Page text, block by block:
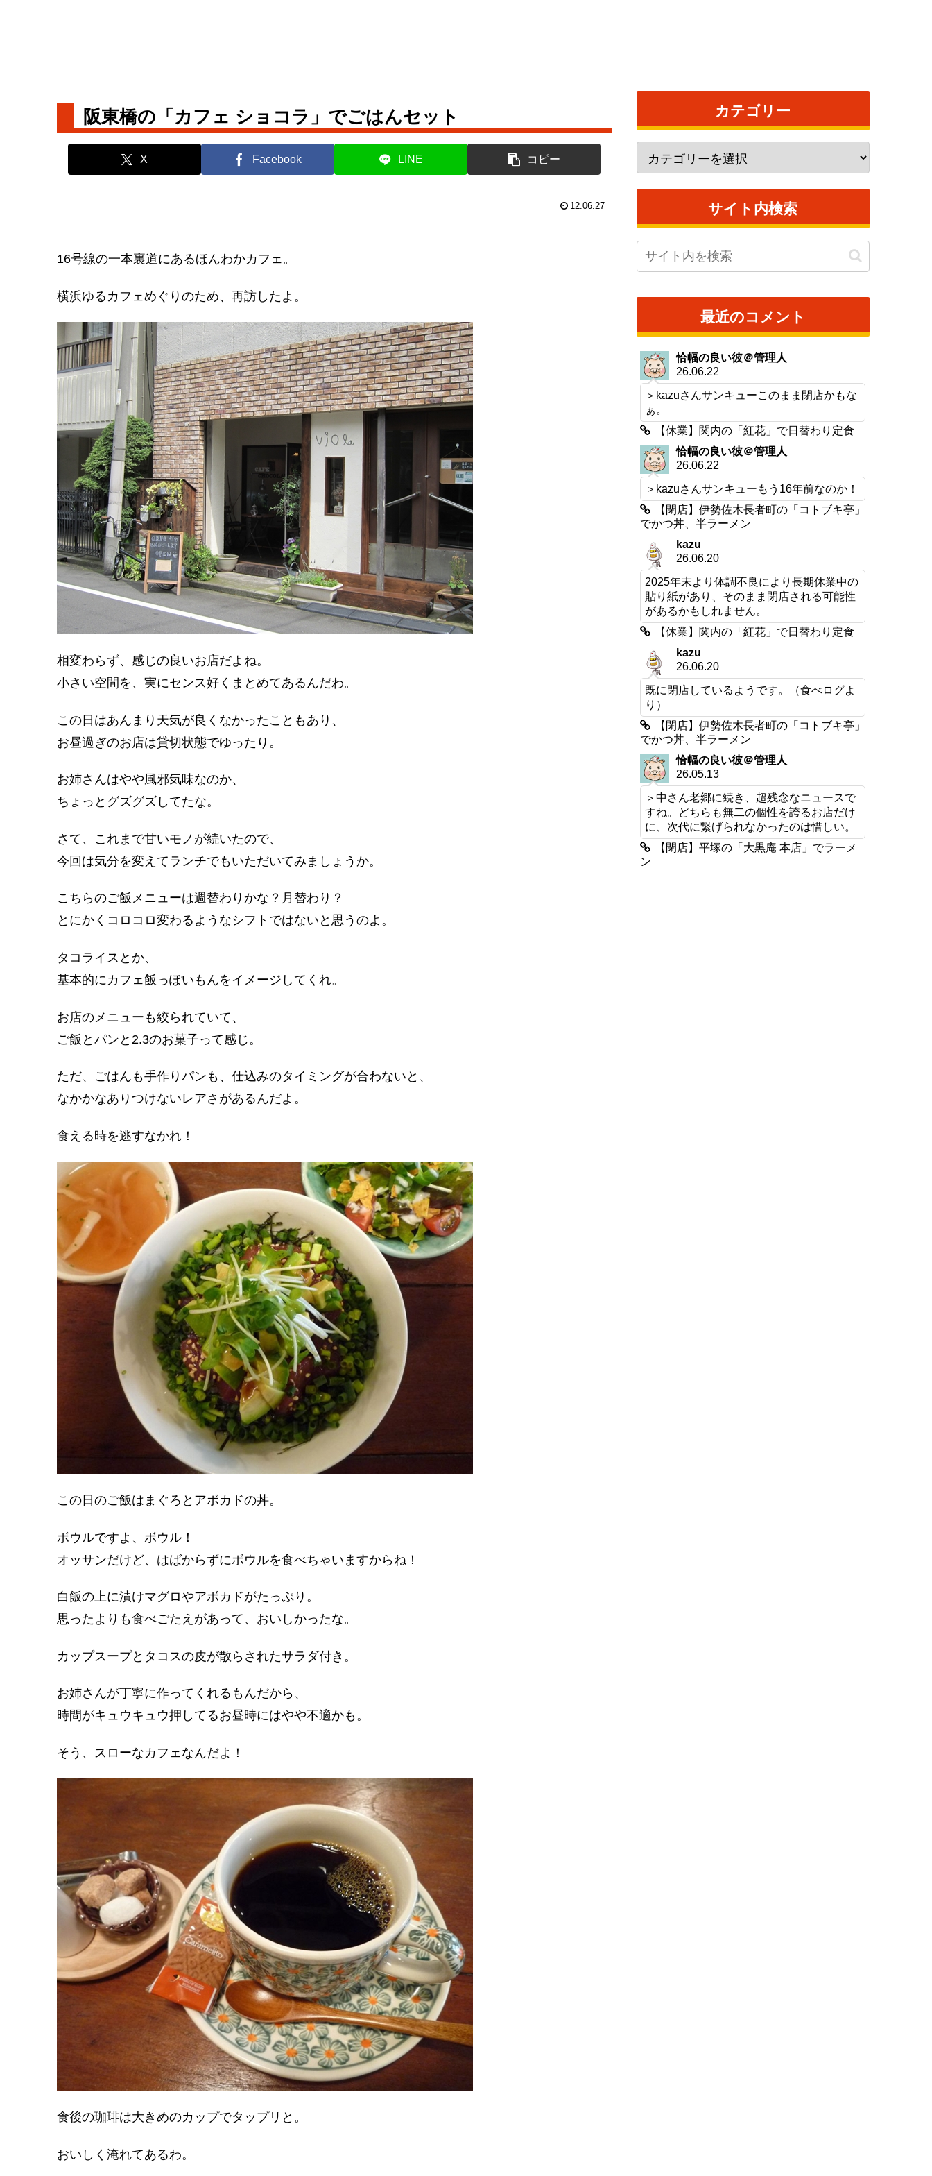
阪東橋の「カフェ ショコラ」でごはんセット
X Facebook LINE コピー
12.06.27
16号線の一本裏道にあるほんわかカフェ。
横浜ゆるカフェめぐりのため、再訪したよ。
相変わらず、感じの良いお店だよね。
小さい空間を、実にセンス好くまとめてあるんだわ。
この日はあんまり天気が良くなかったこともあり、
お昼過ぎのお店は貸切状態でゆったり。
お姉さんはやや風邪気味なのか、
ちょっとグズグズしてたな。
さて、これまで甘いモノが続いたので、
今回は気分を変えてランチでもいただいてみましょうか。
こちらのご飯メニューは週替わりかな？月替わり？
とにかくコロコロ変わるようなシフトではないと思うのよ。
タコライスとか、
基本的にカフェ飯っぽいもんをイメージしてくれ。
お店のメニューも絞られていて、
ご飯とパンと2.3のお菓子って感じ。
ただ、ごはんも手作りパンも、仕込みのタイミングが合わないと、
なかかなありつけないレアさがあるんだよ。
食える時を逃すなかれ！
この日のご飯はまぐろとアボカドの丼。
ボウルですよ、ボウル！
オッサンだけど、はばからずにボウルを食べちゃいますからね！
白飯の上に漬けマグロやアボカドがたっぷり。
思ったよりも食べごたえがあって、おいしかったな。
カップスープとタコスの皮が散らされたサラダ付き。
お姉さんが丁寧に作ってくれるもんだから、
時間がキュウキュウ押してるお昼時にはやや不適かも。
そう、スローなカフェなんだよ！
食後の珈琲は大きめのカップでタップリと。
おいしく淹れてあるわ。
カテゴリー
サイト内検索
最近のコメント
恰幅の良い彼＠管理人
26.06.22
＞kazuさんサンキューこのまま閉店かもな
ぁ。
【休業】関内の「紅花」で日替わり定食
恰幅の良い彼＠管理人
26.06.22
＞kazuさんサンキューもう16年前なのか！
【閉店】伊勢佐木長者町の「コトブキ亭」
でかつ丼、半ラーメン
kazu
26.06.20
2025年末より体調不良により長期休業中の
貼り紙があり、そのまま閉店される可能性
があるかもしれません。
【休業】関内の「紅花」で日替わり定食
kazu
26.06.20
既に閉店しているようです。（食べログよ
り）
【閉店】伊勢佐木長者町の「コトブキ亭」
でかつ丼、半ラーメン
恰幅の良い彼＠管理人
26.05.13
＞中さん老郷に続き、超残念なニュースで
すね。どちらも無二の個性を誇るお店だけ
に、次代に繋げられなかったのは惜しい。
【閉店】平塚の「大黒庵 本店」でラーメ
ン